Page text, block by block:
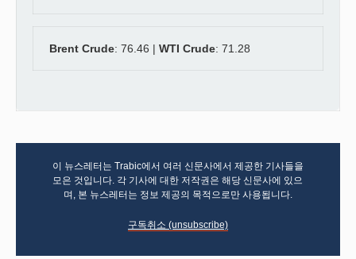
Brent Crude: 76.46 | WTI Crude: 71.28
이 뉴스레터는 Trabic에서 여러 신문사에서 제공한 기사들을
모은 것입니다. 각 기사에 대한 저작권은 해당 신문사에 있으
며, 본 뉴스레터는 정보 제공의 목적으로만 사용됩니다.
구독취소 (unsubscribe)